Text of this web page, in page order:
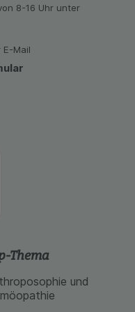
8-16 Uhr unter
E-Mail
Thema
und